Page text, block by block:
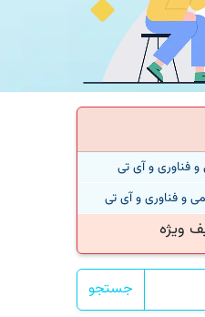
فناوری و آی تی
و فناوری و آی تی
ویژه
جستجو